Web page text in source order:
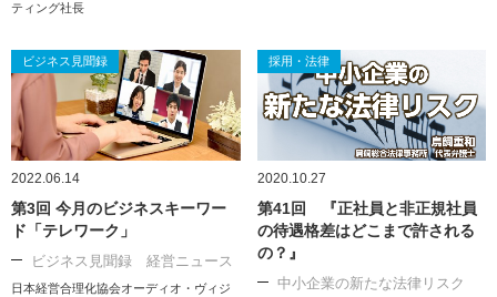
ティング社長
ビジネス見聞録
2022.06.14
第3回 今月のビジネスキーワー
ド「テレワーク」
ビジネス見聞録 経営ニュース
日本経営合理化協会オーディオ・ヴィジ
採用・法律
2020.10.27
第41回 『正社員と非正規社員
の待遇格差はどこまで許される
の？』
中小企業の新たな法律リスク